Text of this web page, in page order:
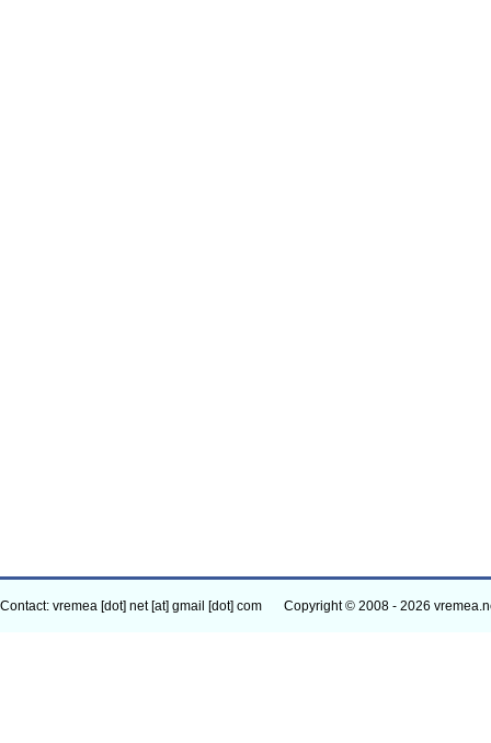
Contact: vremea [dot] net [at] gmail [dot] com Copyright © 2008 - 2026